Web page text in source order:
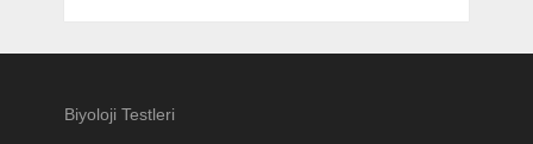
Biyoloji Testleri